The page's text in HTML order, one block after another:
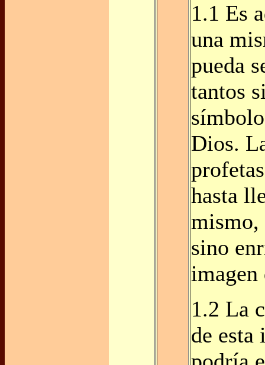
1.1 Es
una
pueda
tantos
Dios.
hasta
mismo,
sino
1.2 La
de esta